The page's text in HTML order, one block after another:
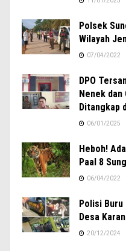
Polsek
Wilayah
07/04/2022
DPO
Nenek dan
Ditangkap
06/01/2025
Heboh!
Paal 8
06/04/2022
Polisi
Desa
20/12/2024